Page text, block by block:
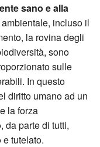
sano e alla
incluso il
la rovina degli
sono
sulle
In questo
diritto umano ad un
la forza
da parte di tutti,
tutelato.